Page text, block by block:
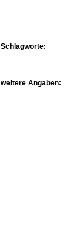
Schlagworte:
weitere Angaben: